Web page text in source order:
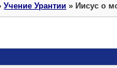
Учение Урантии »Иисус о